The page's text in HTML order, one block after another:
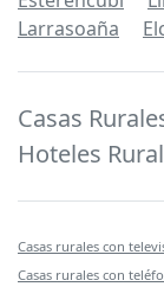
Larrasoaña
Casas
Hoteles
Casas rurales con
Casas rurales con